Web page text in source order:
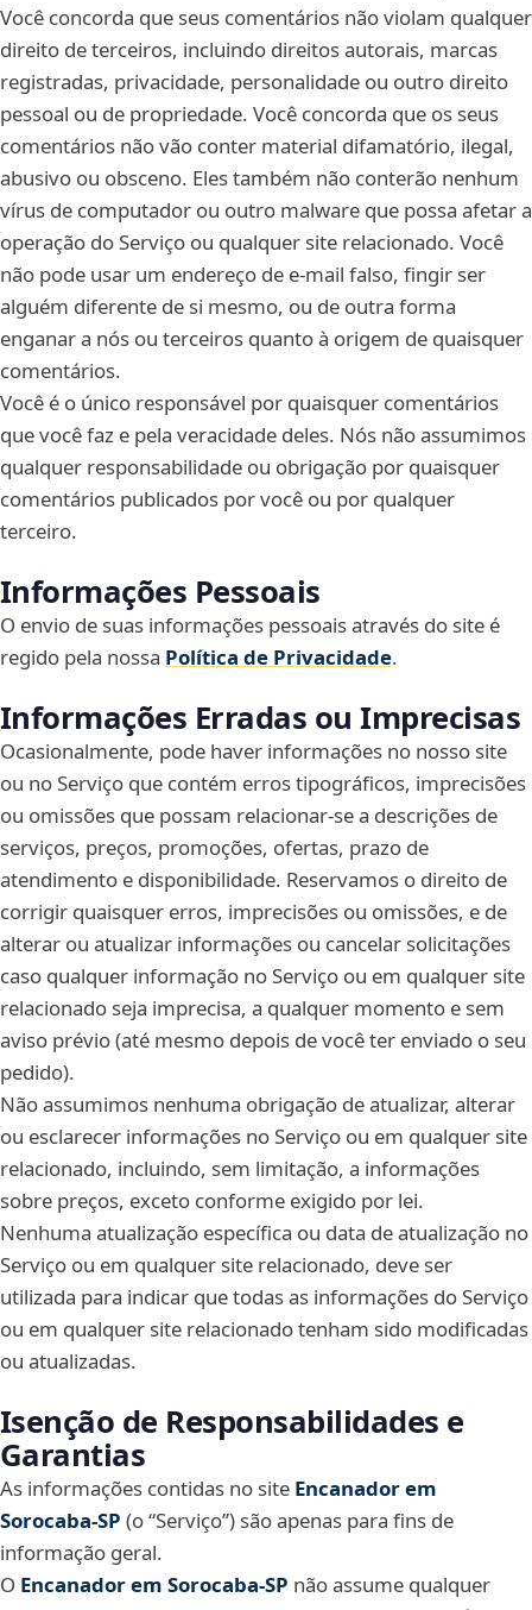
Você concorda que seus comentários não violam qualquer
direito de terceiros, incluindo direitos autorais, marcas
registradas, privacidade, personalidade ou outro direito
pessoal ou de propriedade. Você concorda que os seus
comentários não vão conter material difamatório, ilegal,
abusivo ou obsceno. Eles também não conterão nenhum
vírus de computador ou outro malware que possa afetar a
operação do Serviço ou qualquer site relacionado. Você
não pode usar um endereço de e-mail falso, fingir ser
alguém diferente de si mesmo, ou de outra forma
enganar a nós ou terceiros quanto à origem de quaisquer
comentários.
Você é o único responsável por quaisquer comentários
que você faz e pela veracidade deles. Nós não assumimos
qualquer responsabilidade ou obrigação por quaisquer
comentários publicados por você ou por qualquer
terceiro.
Informações Pessoais
O envio de suas informações pessoais através do site é
regido pela nossa Política de Privacidade.
Informações Erradas ou Imprecisas
Ocasionalmente, pode haver informações no nosso site
ou no Serviço que contém erros tipográficos, imprecisões
ou omissões que possam relacionar-se a descrições de
serviços, preços, promoções, ofertas, prazo de
atendimento e disponibilidade. Reservamos o direito de
corrigir quaisquer erros, imprecisões ou omissões, e de
alterar ou atualizar informações ou cancelar solicitações
caso qualquer informação no Serviço ou em qualquer site
relacionado seja imprecisa, a qualquer momento e sem
aviso prévio (até mesmo depois de você ter enviado o seu
pedido).
Não assumimos nenhuma obrigação de atualizar, alterar
ou esclarecer informações no Serviço ou em qualquer site
relacionado, incluindo, sem limitação, a informações
sobre preços, exceto conforme exigido por lei.
Nenhuma atualização específica ou data de atualização no
Serviço ou em qualquer site relacionado, deve ser
utilizada para indicar que todas as informações do Serviço
ou em qualquer site relacionado tenham sido modificadas
ou atualizadas.
Isenção de Responsabilidades e
Garantias
As informações contidas no site Encanador em
Sorocaba‑SP (o “Serviço”) são apenas para fins de
informação geral.
O Encanador em Sorocaba‑SP não assume qualquer